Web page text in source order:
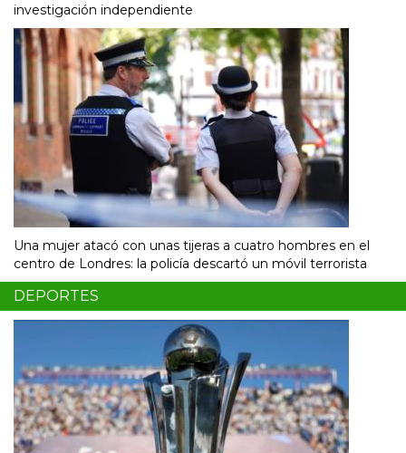
investigación independiente
Una mujer atacó con unas tijeras a cuatro hombres en el
centro de Londres: la policía descartó un móvil terrorista
DEPORTES